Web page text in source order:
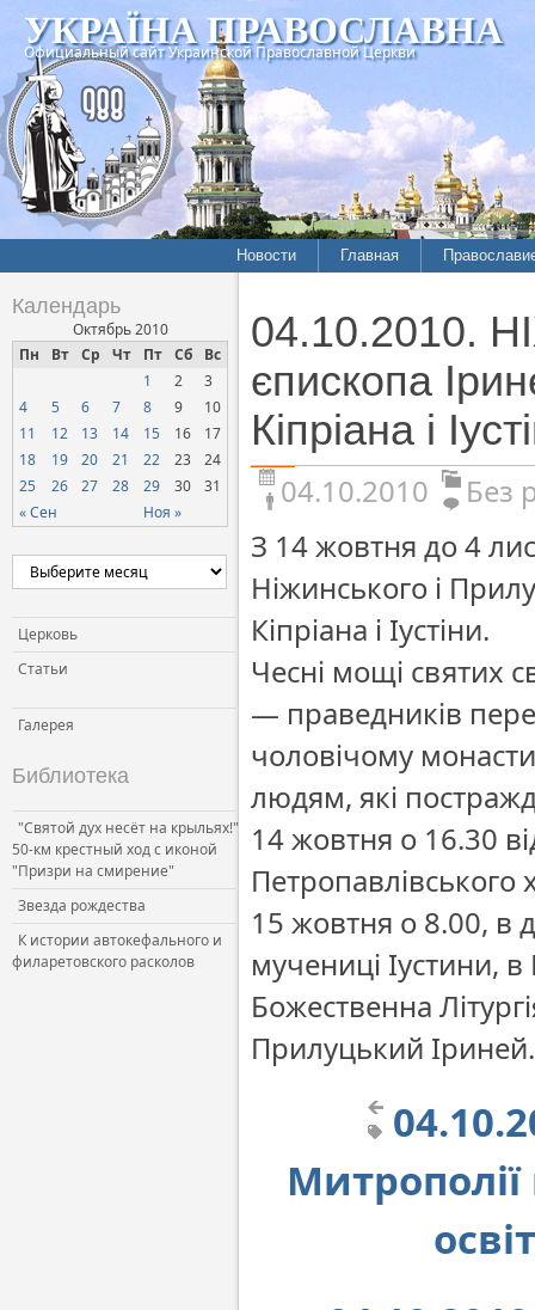
УКРАЇНА ПРАВОСЛАВНА
Официальный сайт Украинской Православной Церкви
Новости Главная
Календарь
Октябрь 2010
Пн
Вт Ср Чт Пт Сб Вс
« Сен Ноя »
1 2
3
4
5 6 7 8 9
10
11
12 13 14 15 16
17
18
19 20 21 22 23
24
25
26 27 28 29 30 31
Церковь
Статьи
Галерея
Библиотека
"Святой дух несёт на крыльях!"
50-км крестный ход с иконой
"Призри на смирение"
Звезда рождества
К истории автокефального и
филаретовского расколов
04.10.2010.
єпископа
Кіпріана і
04.10.2010
Без
З 14 жовтня до 4
Ніжинського і
Кіпріана і Іустіни.
Чесні мощі святих
— праведників
чоловічому
людям, які
14 жовтня о 16.30
15 жовтня о 8.00, в
мучениці Іустини,
Божественна
Прилуцький Іриней.